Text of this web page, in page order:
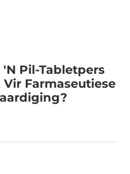
'n Pil-Tabletpers
Farmaseutiese